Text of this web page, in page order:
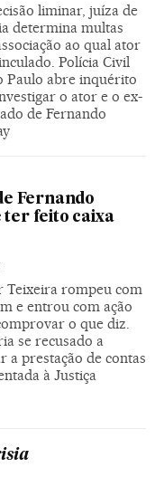
liminar, juíza de
determina multas
ao qual ator
Polícia Civil
Paulo abre inquérito
o ator e o ex-
de Fernando
Fernando
ter feito caixa
Teixeira rompeu com
e entrou com ação
o que diz.
se recusado a
a prestação de contas
à Justiça